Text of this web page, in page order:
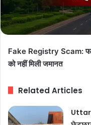
Fake Registry Scam:
को नहीं मिली जमानत
Related Articles
Uttar